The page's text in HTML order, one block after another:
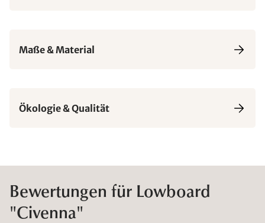
Maße & Material
Ökologie & Qualität
Bewertungen für Lowboard
"Civenna"